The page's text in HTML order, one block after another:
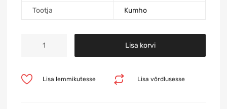
Tootja Kumho
Lisa korvi
Lisa võrdlusesse
Lisa lemmikutesse